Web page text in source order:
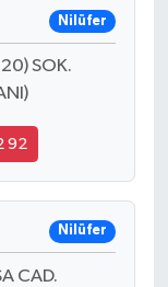
Nilüfer
SOK.
92
Nilüfer
CAD.